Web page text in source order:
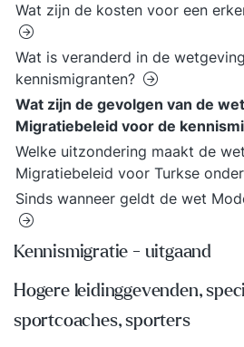
Wat zijn de kosten voor een
Wat is veranderd in de
kennismigranten?
Wat zijn de gevolgen van de
Migratiebeleid voor de
Welke uitzondering maakt de
Migratiebeleid voor Turkse
Sinds wanneer geldt de wet
Kennismigratie - uitgaand
Hogere leidinggevenden,
sportcoaches, sporters